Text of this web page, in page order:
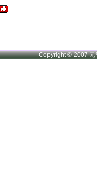
Copyright © 2007 元